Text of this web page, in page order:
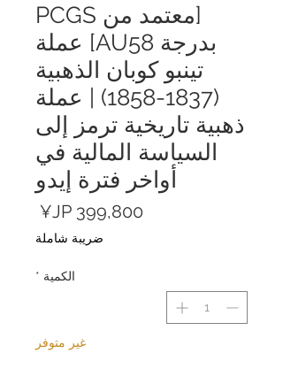
[معتمد من PCGS
بدرجة AU58] عملة
تينبو كوبان الذهبية
(1837-1858) | عملة
ذهبية تاريخية ترمز إلى
السياسة المالية في
أواخر فترة إيدو
ضريبة شاملة
الكمية *
غير متوفر